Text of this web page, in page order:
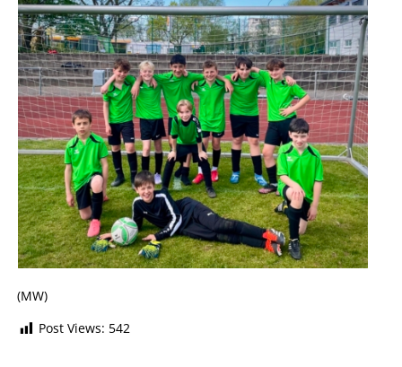
(MW)
Post Views: 542